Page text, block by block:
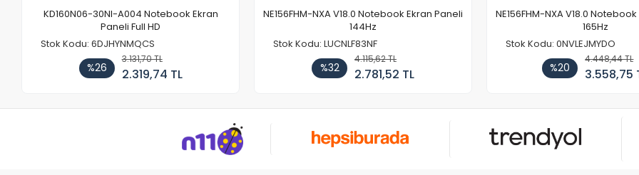
KD160N06-30NI-A004 Notebook Ekran
Paneli Full HD
Stok Kodu: 6DJHYNMQCS
%26
3.131,70 TL
2.319,74 TL
NE156FHM-NXA V18.0 Notebook Ekran Paneli
144Hz
Stok Kodu: LUCNLF83NF
%32
4.115,62 TL
2.781,52 TL
NE156FHM-NXA V18.0
165Hz
Stok Kodu: 0NVLEJMYDO
%20
4.448,44 TL
3.558,75